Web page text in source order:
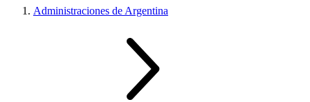
Administraciones de Argentina